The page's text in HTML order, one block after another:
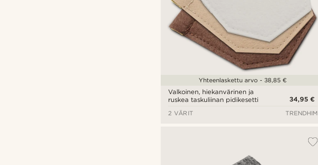
Valkoinen, hiekanvärinen ja
ruskea taskuliinan pidikesetti
34,95 €
Yhteenlaskettu arvo - 38,85 €
2 VÄRIT TRENDHIM